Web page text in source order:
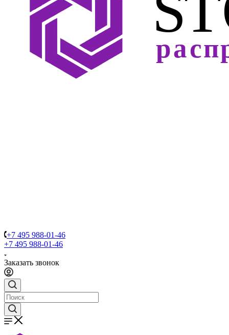
+7 495 988-01-46
+7 495 988-01-46
Заказать звонок